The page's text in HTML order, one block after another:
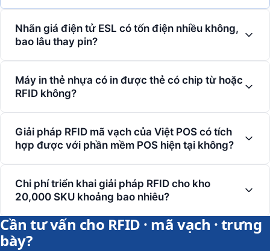
Nhãn giá điện tử ESL có tốn điện nhiều không,
bao lâu thay pin?
Máy in thẻ nhựa có in được thẻ có chip từ hoặc
RFID không?
Giải pháp RFID mã vạch của Việt POS có tích
hợp được với phần mềm POS hiện tại không?
Chi phí triển khai giải pháp RFID cho kho
20,000 SKU khoảng bao nhiêu?
Cần tư vấn cho RFID · mã vạch · trưng
bày?